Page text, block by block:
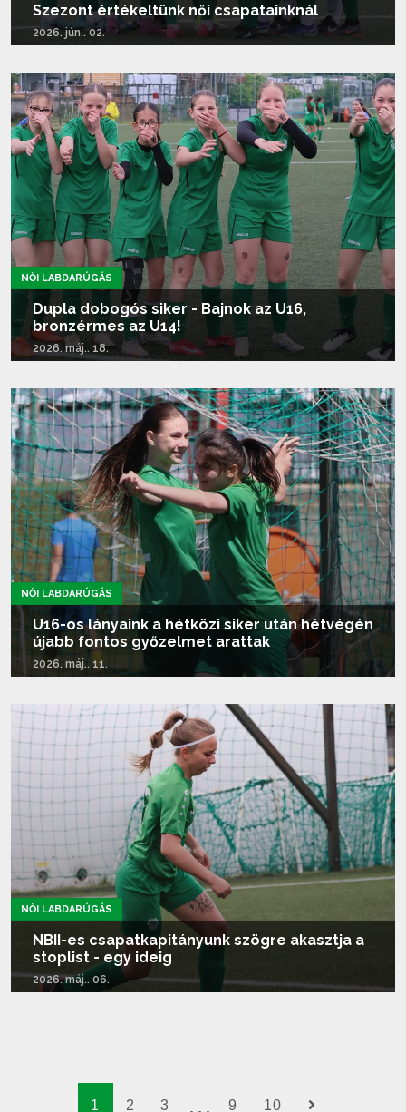
Szezont értékeltünk női csapatainknál
2026. jún.. 02.
NŐI LABDARÚGÁS
Dupla dobogós siker - Bajnok az U16,
bronzérmes az U14!
2026. máj.. 18.
NŐI LABDARÚGÁS
U16-os lányaink a hétközi siker után hétvégén
újabb fontos győzelmet arattak
2026. máj.. 11.
NŐI LABDARÚGÁS
NBII-es csapatkapitányunk szögre akasztja a
stoplist - egy ideig
2026. máj.. 06.
1 2 3 9 10